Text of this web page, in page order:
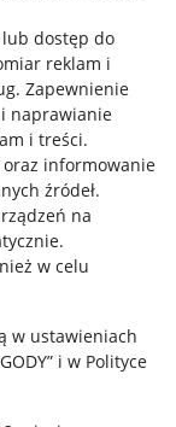
dostęp do
reklam i
. Zapewnienie
naprawianie
i treści.
informowanie
źródeł.
na
.
w celu
w ustawieniach
i w Polityce